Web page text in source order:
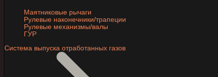
Маятниковые рычаги
Рулевые наконечники/трапеции
Рулевые механизмы/валы
ГУР
Система выпуска отработанных газов